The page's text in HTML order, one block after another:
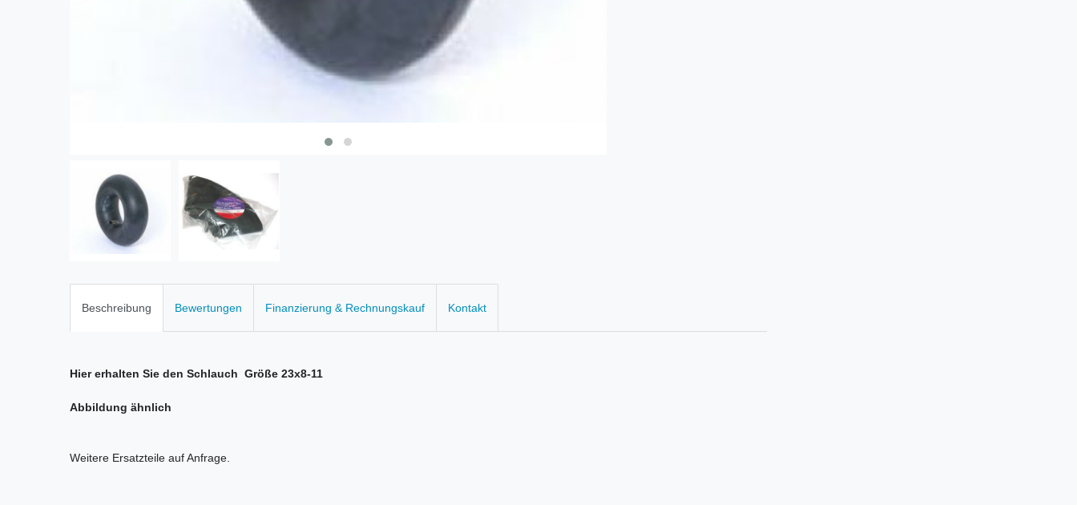
Beschreibung Bewertungen Finanzierung & Rechnungskauf Kontakt
Hier erhalten Sie den Schlauch Größe 23x8-11
Abbildung ähnlich
Weitere Ersatzteile auf Anfrage.